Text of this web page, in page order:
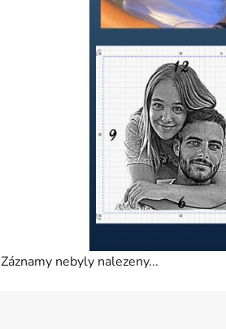
Záznamy nebyly nalezeny...